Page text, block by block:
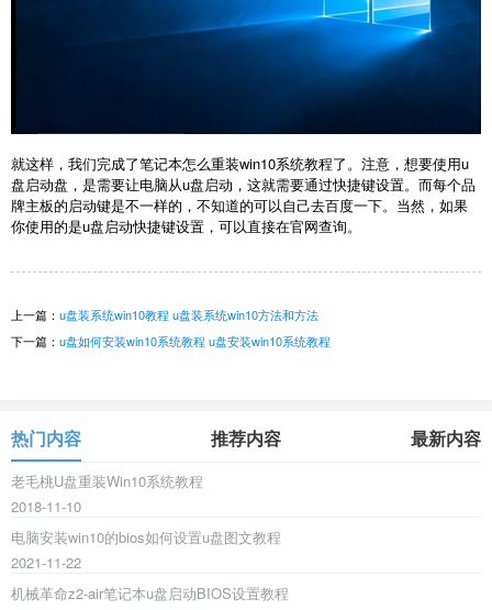
就这样，我们完成了笔记本怎么重装win10系统教程了。注意，想要使用u
盘启动盘，是需要让电脑从u盘启动，这就需要通过快捷键设置。而每个品
牌主板的启动键是不一样的，不知道的可以自己去百度一下。当然，如果
你使用的是u盘启动快捷键设置，可以直接在官网查询。
上一篇： u盘装系统win10教程 u盘装系统win10方法和方法
下一篇： u盘如何安装win10系统教程 u盘安装win10系统教程
热门内容 推荐内容 最新内容
老毛桃U盘重装Win10系统教程
2018-11-10
电脑安装win10的bios如何设置u盘图文教程
2021-11-22
机械革命z2-air笔记本u盘启动BIOS设置教程